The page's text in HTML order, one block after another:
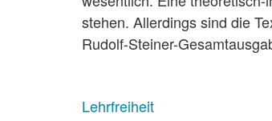
stehen. Allerdings sind die
Rudolf-Steiner-
Lehrfreiheit